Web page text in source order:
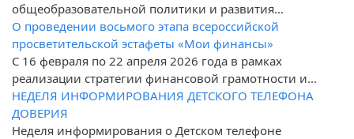
общеобразовательной политики и развития...
О проведении восьмого этапа всероссийской
просветительской эстафеты «Мои финансы»
С 16 февраля по 22 апреля 2026 года в рамках
реализации стратегии финансовой грамотности и...
НЕДЕЛЯ ИНФОРМИРОВАНИЯ ДЕТСКОГО ТЕЛЕФОНА
ДОВЕРИЯ
Неделя информирования о Детском телефоне